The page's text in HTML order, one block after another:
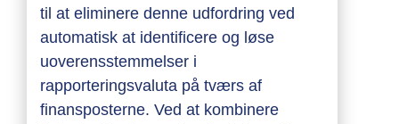
til at eliminere denne udfordring ved
automatisk at identificere og løse
uoverensstemmelser i
rapporteringsvaluta på tværs af
finansposterne. Ved at kombinere